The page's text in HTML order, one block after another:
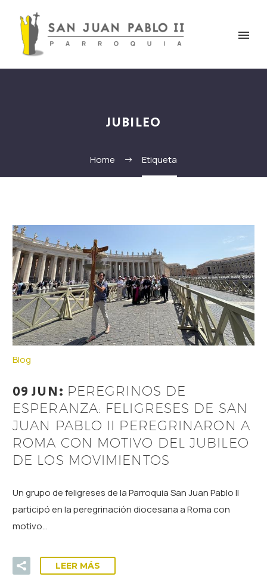
JUBILEO
Home Etiqueta
Blog
09 JUN: PEREGRINOS DE
ESPERANZA: FELIGRESES DE SAN
JUAN PABLO II PEREGRINARON A
ROMA CON MOTIVO DEL JUBILEO
DE LOS MOVIMIENTOS
Un grupo de feligreses de la Parroquia San Juan Pablo II
participó en la peregrinación diocesana a Roma con
motivo…
LEER MÁS